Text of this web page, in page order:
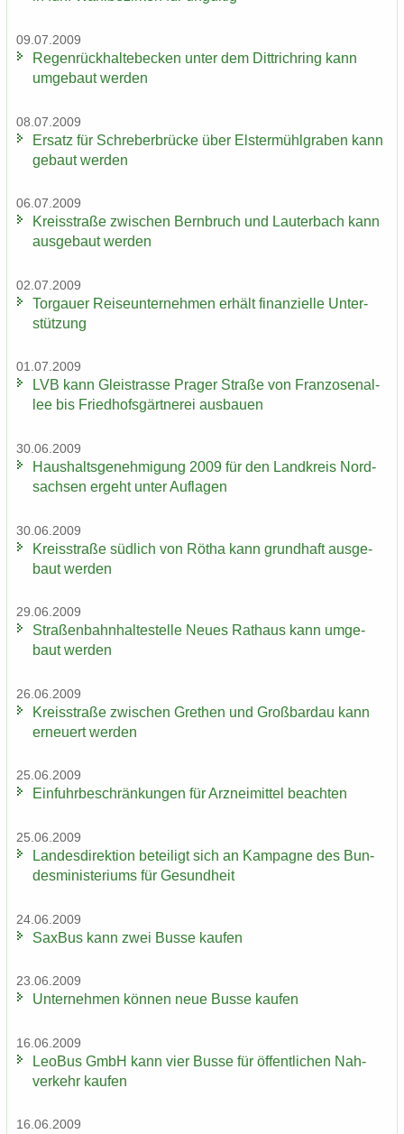
09.07.2009
Re­gen­rück­hal­te­be­cken unter dem Dittrich­ring kann
um­ge­baut wer­den
08.07.2009
Er­satz für Schre­ber­brü­cke über Els­ter­mühl­gra­ben kann
ge­baut wer­den
06.07.2009
Kreis­stra­ße zwi­schen Bern­bruch und Lau­ter­bach kann
aus­ge­baut wer­den
02.07.2009
Tor­gau­er Rei­se­un­ter­neh­men er­hält fi­nan­zi­el­le Un­ter­
stüt­zung
01.07.2009
LVB kann Gleis­tras­se Pra­ger Stra­ße von Fran­zo­sen­al­
lee bis Fried­hofs­gärt­ne­rei aus­bau­en
30.06.2009
Haus­halts­ge­neh­mi­gung 2009 für den Land­kreis Nord­
sach­sen er­geht unter Auf­la­gen
30.06.2009
Kreis­stra­ße süd­lich von Rötha kann grund­haft aus­ge­
baut wer­den
29.06.2009
Stra­ßen­bahn­hal­te­stel­le Neues Rat­haus kann um­ge­
baut wer­den
26.06.2009
Kreis­stra­ße zwi­schen Gre­then und Groß­bardau kann
er­neu­ert wer­den
25.06.2009
Ein­fuhr­be­schrän­kun­gen für Arz­nei­mit­tel be­ach­ten
25.06.2009
Lan­des­di­rek­ti­on be­tei­ligt sich an Kam­pa­gne des Bun­
des­mi­nis­te­ri­ums für Ge­sund­heit
24.06.2009
Sax­Bus kann zwei Busse kau­fen
23.06.2009
Un­ter­neh­men kön­nen neue Busse kau­fen
16.06.2009
LeoBus GmbH kann vier Busse für öf­fent­li­chen Nah­
ver­kehr kau­fen
16.06.2009